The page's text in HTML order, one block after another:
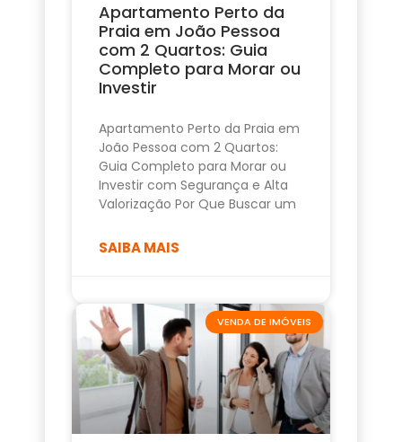
Apartamento Perto da
Praia em João Pessoa
com 2 Quartos: Guia
Completo para Morar ou
Investir
Apartamento Perto da Praia em
João Pessoa com 2 Quartos:
Guia Completo para Morar ou
Investir com Segurança e Alta
Valorização Por Que Buscar um
SAIBA MAIS
VENDA DE IMÓVEIS